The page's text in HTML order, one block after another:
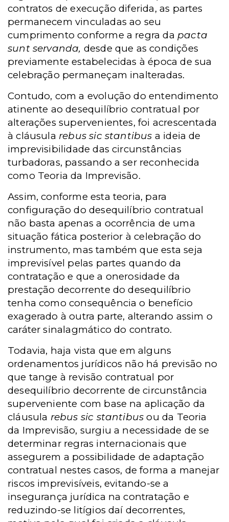
contratos de execução diferida, as partes
permanecem vinculadas ao seu
cumprimento conforme a regra da pacta
sunt servanda, desde que as condições
previamente estabelecidas à época de sua
celebração permaneçam inalteradas.
Contudo, com a evolução do entendimento
atinente ao desequilíbrio contratual por
alterações supervenientes, foi acrescentada
à cláusula rebus sic stantibus a ideia de
imprevisibilidade das circunstâncias
turbadoras, passando a ser reconhecida
como Teoria da Imprevisão.
Assim, conforme esta teoria, para
configuração do desequilíbrio contratual
não basta apenas a ocorrência de uma
situação fática posterior à celebração do
instrumento, mas também que esta seja
imprevisível pelas partes quando da
contratação e que a onerosidade da
prestação decorrente do desequilíbrio
tenha como consequência o benefício
exagerado à outra parte, alterando assim o
caráter sinalagmático do contrato.
Todavia, haja vista que em alguns
ordenamentos jurídicos não há previsão no
que tange à revisão contratual por
desequilíbrio decorrente de circunstância
superveniente com base na aplicação da
cláusula rebus sic stantibusou da Teoria
da Imprevisão, surgiu a necessidade de se
determinar regras internacionais que
assegurem a possibilidade de adaptação
contratual nestes casos, de forma a manejar
riscos imprevisíveis, evitando-se a
insegurança jurídica na contratação e
reduzindo-se litígios daí decorrentes,